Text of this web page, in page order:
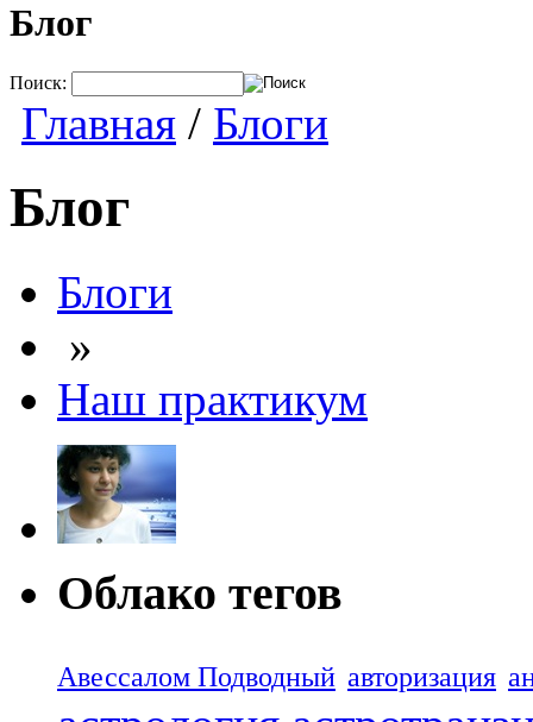
Блог
Поиск:
Главная / Блоги
Блог
Блоги
»
Наш практикум
Облако тегов
Авессалом Подводный авторизация